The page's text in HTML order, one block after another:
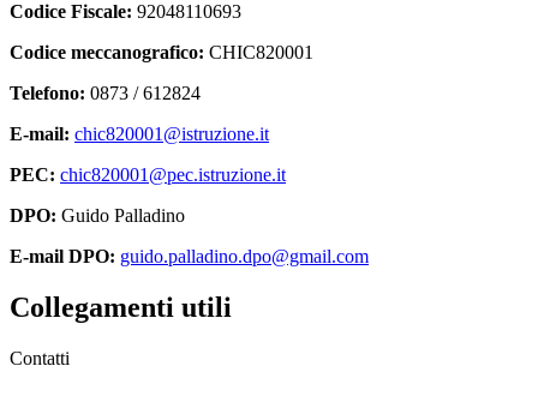
Codice Fiscale: 92048110693
Codice meccanografico: CHIC820001
Telefono: 0873 / 612824
E-mail: chic820001@istruzione.it
PEC: chic820001@pec.istruzione.it
DPO: Guido Palladino
E-mail DPO: guido.palladino.dpo@gmail.com
Collegamenti utili
Contatti